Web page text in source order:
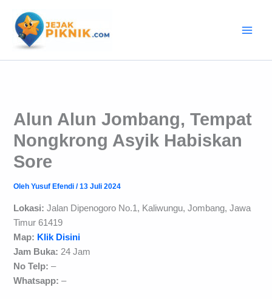
konten
Alun Alun Jombang, Tempat
Nongkrong Asyik Habiskan
Sore
OlehYusuf Efendi/13 Juli 2024
Lokasi:Jalan Dipenogoro No.1, Kaliwungu, Jombang, Jawa
Timur 61419
Map: Klik Disini
Jam Buka: 24 Jam
No Telp:–
Whatsapp:–